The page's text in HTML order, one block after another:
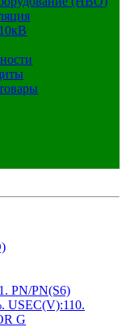
PN/PN(S6)
USEC(V):110.
G